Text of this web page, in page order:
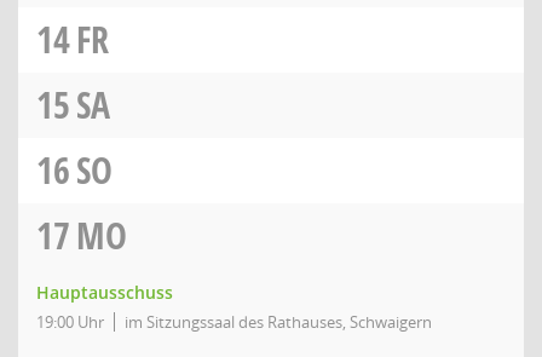
14FR
15SA
16SO
17MO
Hauptausschuss
19:00 Uhr im Sitzungssaal des Rathauses, Schwaigern